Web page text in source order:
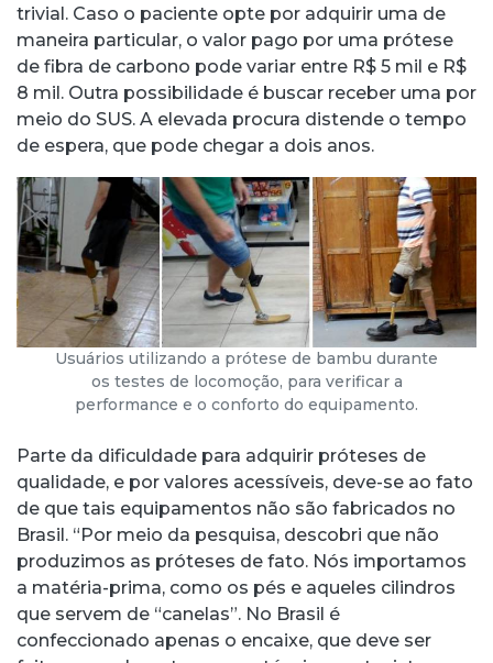
trivial. Caso o paciente opte por adquirir uma de
maneira particular, o valor pago por uma prótese
de fibra de carbono pode variar entre R$ 5 mil e R$
8 mil. Outra possibilidade é buscar receber uma por
meio do SUS. A elevada procura distende o tempo
de espera, que pode chegar a dois anos.
Usuários utilizando a prótese de bambu durante
os testes de locomoção, para verificar a
performance e o conforto do equipamento.
Parte da dificuldade para adquirir próteses de
qualidade, e por valores acessíveis, deve-se ao fato
de que tais equipamentos não são fabricados no
Brasil. “Por meio da pesquisa, descobri que não
produzimos as próteses de fato. Nós importamos
a matéria-prima, como os pés e aqueles cilindros
que servem de “canelas”. No Brasil é
confeccionado apenas o encaixe, que deve ser